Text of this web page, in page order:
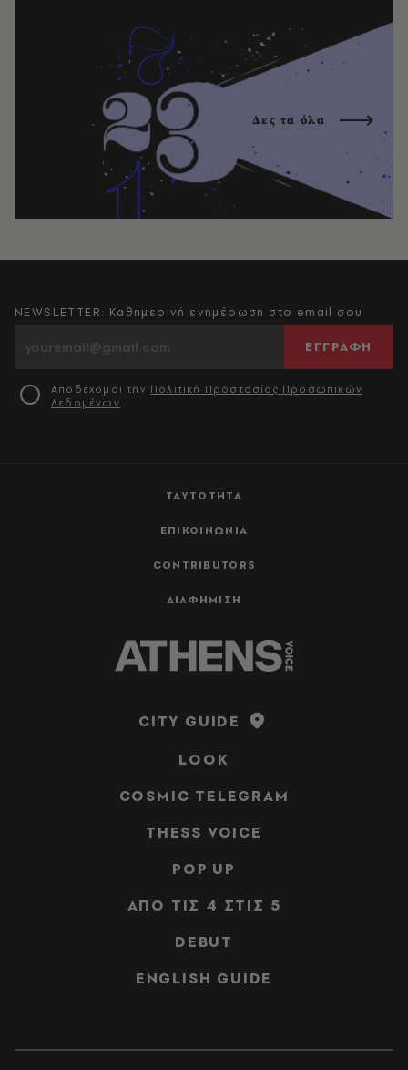
Δες τα όλα
ΤΑΥΤΟΤΗΤΑ
ΕΠΙΚΟΙΝΩΝΙΑ
CONTRIBUTORS
ΔΙΑΦΗΜΙΣΗ
NEWSLETTER: Καθημερινή ενημέρωση στο email σου
ΕΓΓΡΑΦΗ
Αποδέχομαι την Πολιτική Προστασίας Προσωπικών
Δεδομένων
CITY GUIDE
LOOK
COSMIC TELEGRAM
THESS VOICE
POP UP
ΑΠΟ ΤΙΣ 4 ΣΤΙΣ 5
DEBUT
ENGLISH GUIDE